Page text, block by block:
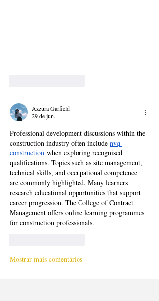
Azzura Garfield
29 de jun.
Professional development discussions within the
construction industry often include nvq
construction when exploring recognised
qualifications. Topics such as site management,
technical skills, and occupational competence
are commonly highlighted. Many learners
research educational opportunities that support
career progression. The College of Contract
Management offers online learning programmes
for construction professionals.
Mostrar mais comentários